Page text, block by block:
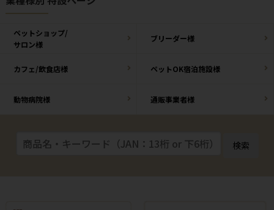
ペットショップ/
サロン様
ブリーダー様
カフェ/飲食店様 ペットOK宿泊施設様
動物病院様 通販事業者様
検索